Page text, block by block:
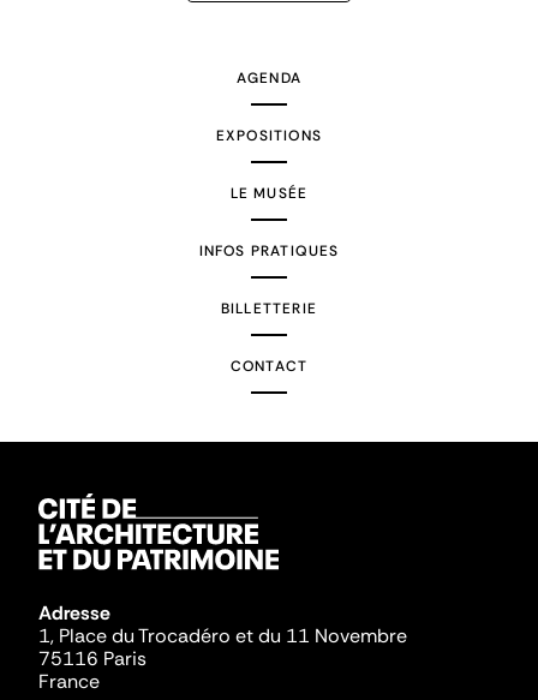
AGENDA
EXPOSITIONS
LE MUSÉE
INFOS PRATIQUES
BILLETTERIE
CONTACT
Adresse
1, Place du Trocadéro et du 11 Novembre
75116 Paris
France